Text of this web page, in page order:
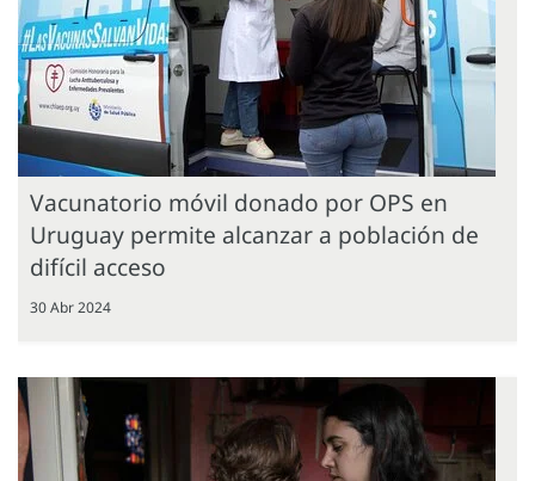
Vacunatorio móvil donado por OPS en
Uruguay permite alcanzar a población de
difícil acceso
30 Abr 2024